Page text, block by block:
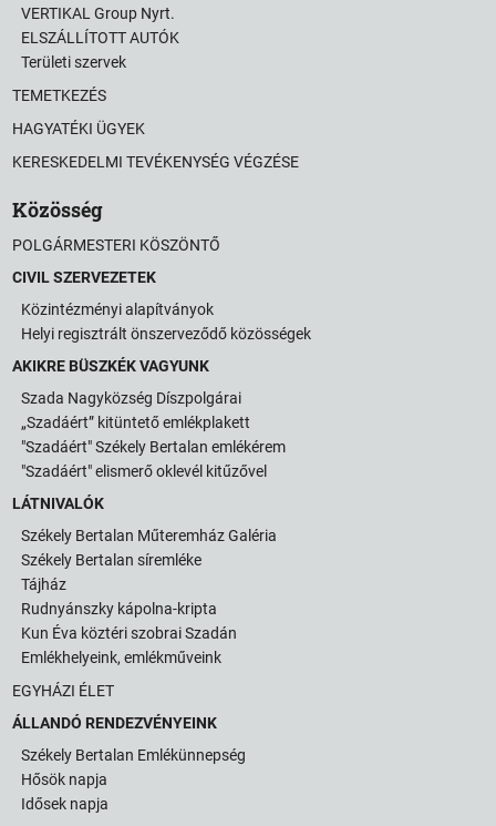
VERTIKAL Group Nyrt.
ELSZÁLLÍTOTT AUTÓK
Területi szervek
TEMETKEZÉS
HAGYATÉKI ÜGYEK
KERESKEDELMI TEVÉKENYSÉG VÉGZÉSE
Közösség
POLGÁRMESTERI KÖSZÖNTŐ
CIVIL SZERVEZETEK
Közintézményi alapítványok
Helyi regisztrált önszerveződő közösségek
AKIKRE BÜSZKÉK VAGYUNK
Szada Nagyközség Díszpolgárai
„Szadáért” kitüntető emlékplakett
"Szadáért" Székely Bertalan emlékérem
"Szadáért" elismerő oklevél kitűzővel
LÁTNIVALÓK
Székely Bertalan Műteremház Galéria
Székely Bertalan síremléke
Tájház
Rudnyánszky kápolna-kripta
Kun Éva köztéri szobrai Szadán
Emlékhelyeink, emlékműveink
EGYHÁZI ÉLET
ÁLLANDÓ RENDEZVÉNYEINK
Székely Bertalan Emlékünnepség
Hősök napja
Idősek napja